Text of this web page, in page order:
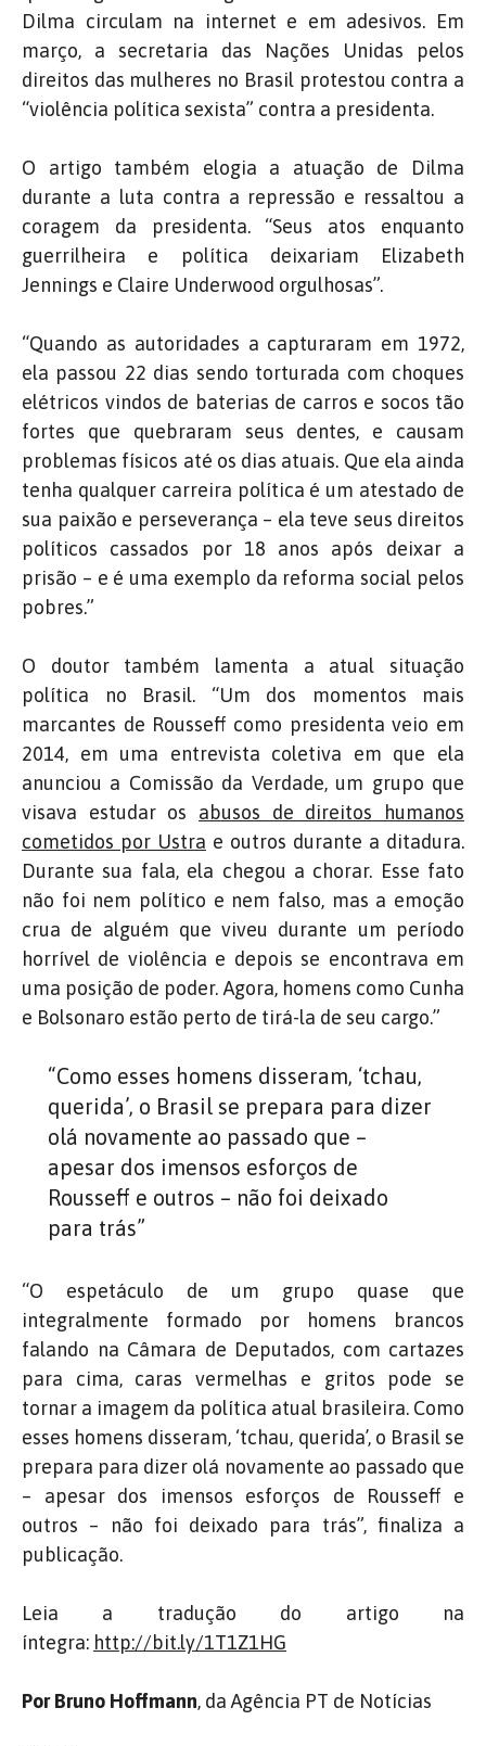
Dilma circulam na internet e em adesivos. Em
março, a secretaria das Nações Unidas pelos
direitos das mulheres no Brasil protestou contra a
“violência política sexista” contra a presidenta.
O artigo também elogia a atuação de Dilma
durante a luta contra a repressão e ressaltou a
coragem da presidenta. “Seus atos enquanto
guerrilheira e política deixariam Elizabeth
Jennings e Claire Underwood orgulhosas”.
“Quando as autoridades a capturaram em 1972,
ela passou 22 dias sendo torturada com choques
elétricos vindos de baterias de carros e socos tão
fortes que quebraram seus dentes, e causam
problemas físicos até os dias atuais. Que ela ainda
tenha qualquer carreira política é um atestado de
sua paixão e perseverança – ela teve seus direitos
políticos cassados por 18 anos após deixar a
prisão – e é uma exemplo da reforma social pelos
pobres.”
O doutor também lamenta a atual situação
política no Brasil. “Um dos momentos mais
marcantes de Rousseff como presidenta veio em
2014, em uma entrevista coletiva em que ela
anunciou a Comissão da Verdade, um grupo que
visava estudar os abusos de direitos humanos
cometidos por Ustra e outros durante a ditadura.
Durante sua fala, ela chegou a chorar. Esse fato
não foi nem político e nem falso, mas a emoção
crua de alguém que viveu durante um período
horrível de violência e depois se encontrava em
uma posição de poder. Agora, homens como Cunha
e Bolsonaro estão perto de tirá-la de seu cargo.”
“Como esses homens disseram, ‘tchau,
querida’, o Brasil se prepara para dizer
olá novamente ao passado que –
apesar dos imensos esforços de
Rousseff e outros – não foi deixado
para trás”
“O espetáculo de um grupo quase que
integralmente formado por homens brancos
falando na Câmara de Deputados, com cartazes
para cima, caras vermelhas e gritos pode se
tornar a imagem da política atual brasileira. Como
esses homens disseram, ‘tchau, querida’, o Brasil se
prepara para dizer olá novamente ao passado que
– apesar dos imensos esforços de Rousseff e
outros – não foi deixado para trás”, finaliza a
publicação.
Leia a tradução do artigo na
íntegra: http://bit.ly/1T1Z1HG
Por Bruno Hoffmann, da Agência PT de Notícias